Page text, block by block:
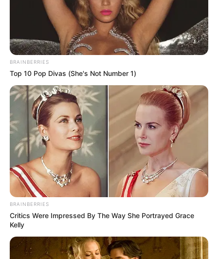
otros vehículos eléctricos
Este sábado, el alcaldeDumek Turbay llegó hasta la
avenida Chile
supervisar el nuevo frente de obra que ya arrancó cerca al
Club Naval
BRAINBERRIES
Top 10 Pop Divas (She's Not Number 1)
BRAINBERRIES
Critics Were Impressed By The Way She Portrayed Grace
Kelly